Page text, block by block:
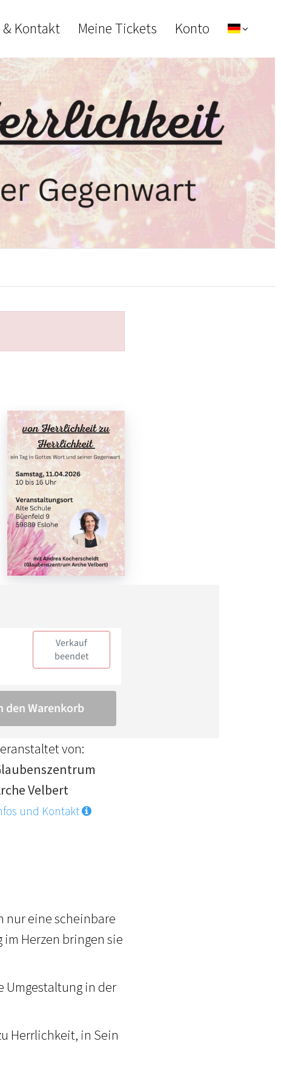
Kontakt Meine Tickets Konto
von:
Velbert
und Kontakt
nur eine scheinbare
Herzen bringen sie
Umgestaltung in der
Herrlichkeit, in Sein